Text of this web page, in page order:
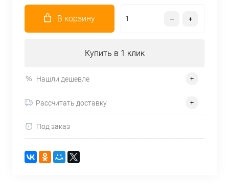
В корзину
Купить в 1 клик
Нашли дешевле
Рассчитать доставку
Под заказ